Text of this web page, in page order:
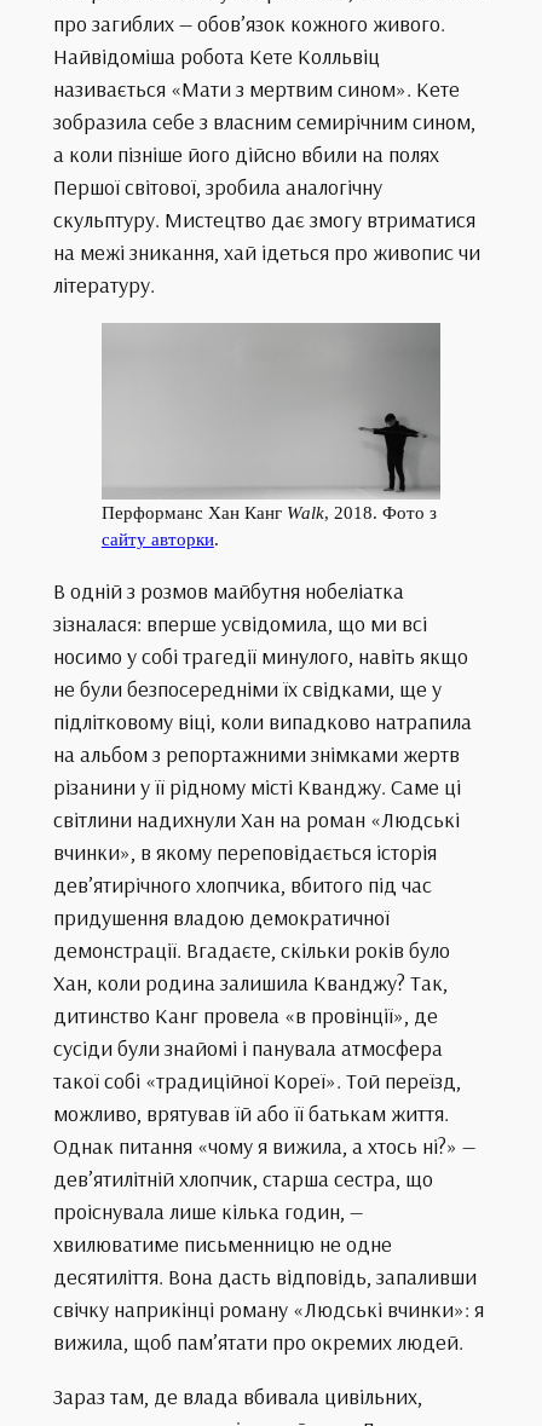
про загиблих — обов’язок кожного живого.
Найвідоміша робота Кете Колльвіц
називається «Мати з мертвим сином». Кете
зобразила себе з власним семирічним сином,
а коли пізніше його дійсно вбили на полях
Першої світової, зробила аналогічну
скульптуру. Мистецтво дає змогу втриматися
на межі зникання, хай ідеться про живопис чи
літературу.
Перформанс Хан Канг Walk, 2018. Фото з
сайту авторки.
В одній з розмов майбутня нобеліатка
зізналася: вперше усвідомила, що ми всі
носимо у собі трагедії минулого, навіть якщо
не були безпосередніми їх свідками, ще у
підлітковому віці, коли випадково натрапила
на альбом з репортажними знімками жертв
різанини у її рідному місті Кванджу. Саме ці
світлини надихнули Хан на роман «Людські
вчинки», в якому переповідається історія
дев’ятирічного хлопчика, вбитого під час
придушення владою демократичної
демонстрації. Вгадаєте, скільки років було
Хан, коли родина залишила Кванджу? Так,
дитинство Канг провела «в провінції», де
сусіди були знайомі і панувала атмосфера
такої собі «традиційної Кореї». Той переїзд,
можливо, врятував їй або її батькам життя.
Однак питання «чому я вижила, а хтось ні?» —
дев’ятилітній хлопчик, старша сестра, що
проіснувала лише кілька годин, —
хвилюватиме письменницю не одне
десятиліття. Вона дасть відповідь, запаливши
свічку наприкінці роману «Людські вчинки»: я
вижила, щоб пам’ятати про окремих людей.
Зараз там, де влада вбивала цивільних,